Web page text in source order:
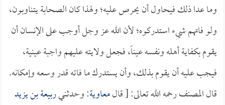
وما عدا ذلك فيحاول أن يحرص عليه؛ ولهذا كان الصحابة يتناوبون،
ولو فاتهم شيء استدركوه؛ لأن الله عز وجل أوجب على الإنسان أن
يقوم بكفاية أهله ونفسه عيناً، فجعل ولايته عليهم واجبة عينية،
فيجب عليه أن يقوم بذلك، وأن يستدرك ما فاته قدر وسعه وإمكانه.
قال المصنف رحمه الله تعالى: [ قالمعاوية: وحدثنيربيعة بن يزيد